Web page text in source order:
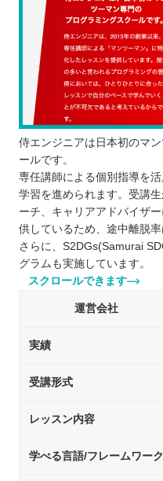
侍エンジニアは日本初のマ
ールです。
専任講師による個別指導を
学習を進められます。受講
ーチ、キャリアアドバイザ
供しているため、途中離脱率
さらに、S2DGs(Samurai
グラムも実施しています。
スクロールできます
運営会社
実績
受講形式
レッスン内容
学べる言語/フレームワーク